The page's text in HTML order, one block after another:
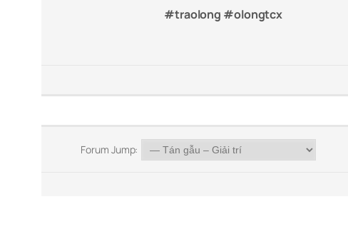
#traolong #olongtcx
Forum Jump: